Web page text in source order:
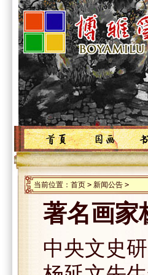
当前位置：首页 > 新闻公告>
著名画家
中央文史